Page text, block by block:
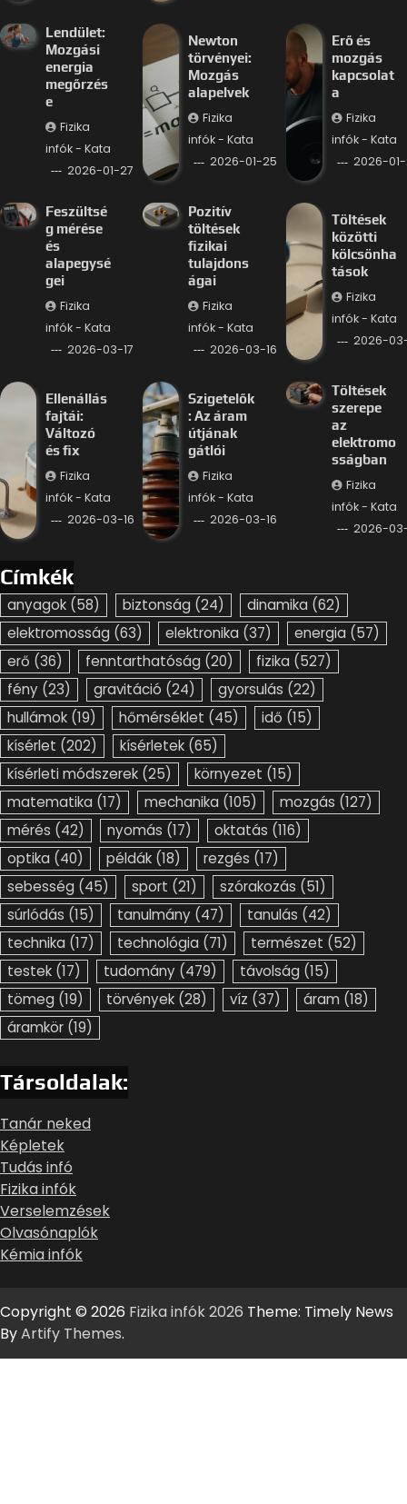
Lendület:
Mozgási
energia
megőrzés
e
Fizika
infók - Kata
2026-01-27
Newton
törvényei:
Mozgás
alapelvek
Fizika
infók - Kata
2026-01-25
Erő és
mozgás
kapcsolat
a
Fizika
infók - Kata
2026-
Feszültsé
g mérése
és
alapegysé
gei
Fizika
infók - Kata
2026-03-17
Pozitív
töltések
fizikai
tulajdons
ágai
Fizika
infók - Kata
2026-03-16
Töltések
közötti
kölcsönha
tások
Fizika
infók - Kata
2026-
Ellenállás
fajtái:
Változó
és fix
Fizika
infók - Kata
2026-03-16
Szigetelők
: Az áram
útjának
gátlói
Fizika
infók - Kata
2026-03-16
Töltések
szerepe
az
elektromo
sságban
Fizika
infók - Kata
2026-
Címkék
anyagok (58) biztonság (24) dinamika (62)
elektromosság (63) elektronika (37) energia (57)
erő (36) fenntarthatóság (20) fizika (527)
fény (23) gravitáció (24) gyorsulás (22)
hullámok (19) hőmérséklet (45) idő (15)
kísérlet (202) kísérletek (65)
kísérleti módszerek (25) környezet (15)
matematika (17) mechanika (105) mozgás (127)
mérés (42) nyomás (17) oktatás (116)
optika (40) példák (18) rezgés (17)
sebesség (45) sport (21) szórakozás (51)
súrlódás (15) tanulmány (47) tanulás (42)
technika (17) technológia (71) természet (52)
testek (17) tudomány (479) távolság (15)
tömeg (19) törvények (28) víz (37) áram (18)
áramkör (19)
Társoldalak:
Tanár neked
Képletek
Tudás infó
Fizika infók
Verselemzések
Olvasónaplók
Kémia infók
Copyright © 2026 Fizika infók 2026 Theme: Timely News
ByArtify Themes.